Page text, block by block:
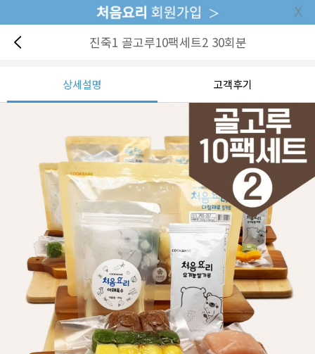
진죽1 골고루10팩세트2 30회분
상세설명 고객후기